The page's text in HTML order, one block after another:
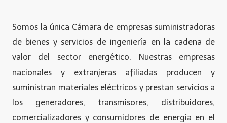
Somos la única Cámara de empresas suministradoras
de bienes y servicios de ingeniería en la cadena de
valor del sector energético. Nuestras empresas
nacionales y extranjeras afiliadas producen y
suministran materiales eléctricos y prestan servicios a
los generadores, transmisores, distribuidores,
comercializadores y consumidores de energía en el